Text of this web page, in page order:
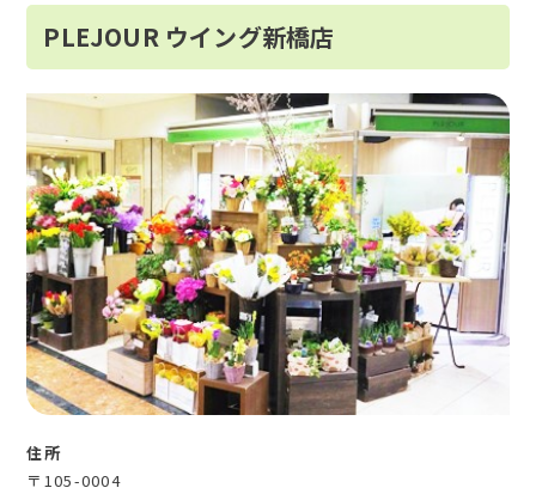
PLEJOUR ウイング新橋店
住所
〒105-0004